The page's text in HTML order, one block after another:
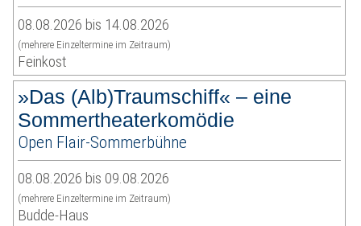
08.08.2026 bis 14.08.2026
(mehrere Einzeltermine im Zeitraum)
Feinkost
»Das (Alb)Traumschiff« – eine
Sommertheaterkomödie
Open Flair-Sommerbühne
08.08.2026 bis 09.08.2026
(mehrere Einzeltermine im Zeitraum)
Budde-Haus